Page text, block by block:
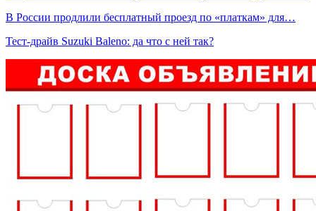
В России продлили бесплатный проезд по «платкам» для…
Тест-драйв Suzuki Baleno: да что с ней так?